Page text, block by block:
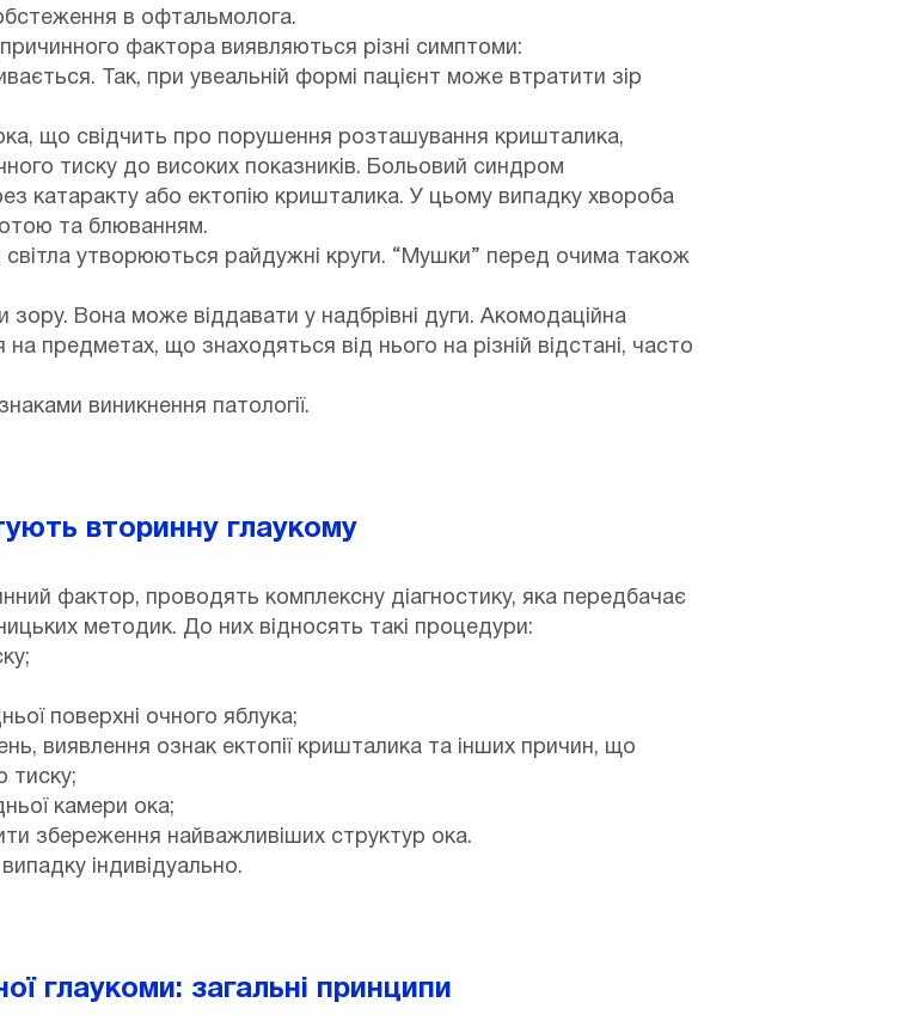
в офтальмолога.
фактора виявляються різні симптоми:
Так, при увеальній формі пацієнт може втратити зір
ока, що свідчить про порушення розташування кришталика,
тиску до високих показників. Больовий синдром
катаракту або ектопію кришталика. У цьому випадку хвороба
та блюванням.
світла утворюються райдужні круги. “Мушки” перед очима також
зору. Вона може віддавати у надбрівні дуги. Акомодаційна
предметах, що знаходяться від нього на різній відстані, часто
виникнення патології.
вторинну глаукому
фактор, проводять комплексну діагностику, яка передбачає
методик. До них відносять такі процедури:
поверхні очного яблука;
виявлення ознак ектопії кришталика та інших причин, що
тиску;
камери ока;
збереження найважливіших структур ока.
індивідуально.
глаукоми: загальні принципи